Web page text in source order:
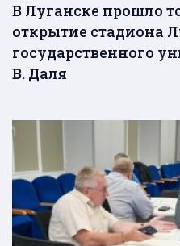
В Луганске прошло
открытие стадиона
государственного
В. Даля